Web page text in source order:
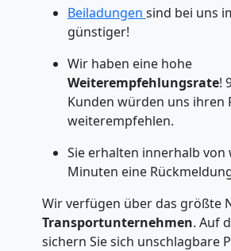
Beiladungen sind bei uns
günstiger!
Wir haben eine hohe
Weiterempfehlungsrate!
Kunden würden uns ihren
weiterempfehlen.
Sie erhalten innerhalb von
Minuten eine
Wir verfügen über das größte
Transportunternehmen. Auf
sichern Sie sich unschlagbare